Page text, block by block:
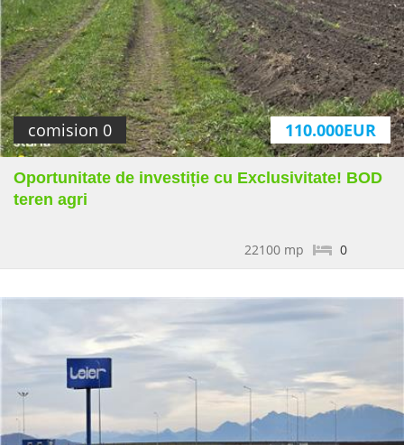
110.000EUR
comision 0
Oportunitate de investiție cu Exclusivitate! BOD
teren agri
0
22100 mp